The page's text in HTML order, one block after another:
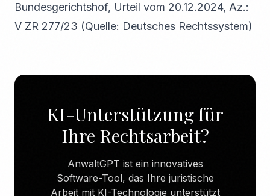
Bundesgerichtshof, Urteil vom 20.12.2024, Az.:
V ZR 277/23 (Quelle: Deutsches Rechtssystem)
KI-Unterstützung für
Ihre Rechtsarbeit?
AnwaltGPT ist ein innovatives
Software-Tool, das Ihre juristische
Arbeit mit KI-Technologie unterstützt